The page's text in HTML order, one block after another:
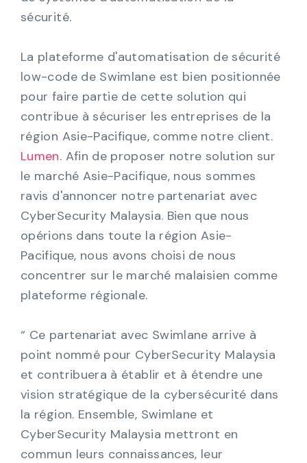
sécurité.
La plateforme d'automatisation de sécurité
low-code de Swimlane est bien positionnée
pour faire partie de cette solution qui
contribue à sécuriser les entreprises de la
région Asie-Pacifique, comme notre client.
Lumen. Afin de proposer notre solution sur
le marché Asie-Pacifique, nous sommes
ravis d'annoncer notre partenariat avec
CyberSecurity Malaysia. Bien que nous
opérions dans toute la région Asie-
Pacifique, nous avons choisi de nous
concentrer sur le marché malaisien comme
plateforme régionale.
“ Ce partenariat avec Swimlane arrive à
point nommé pour CyberSecurity Malaysia
et contribuera à établir et à étendre une
vision stratégique de la cybersécurité dans
la région. Ensemble, Swimlane et
CyberSecurity Malaysia mettront en
commun leurs connaissances, leur